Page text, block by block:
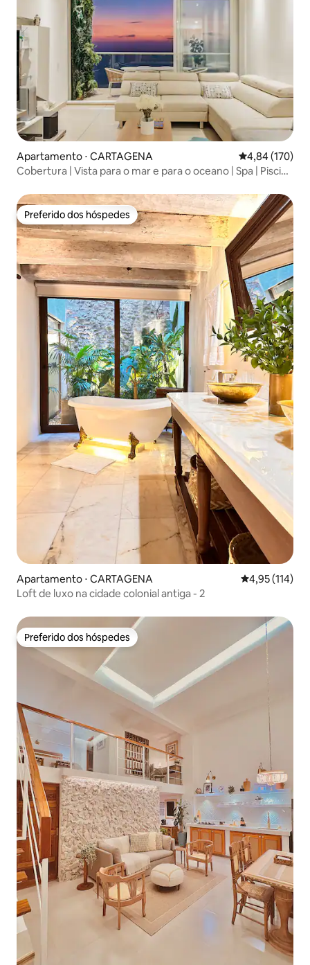
Apartamento ⋅ CARTAGENA 4,84 de uma
4,84 (170)
Cobertura | Vista para o mar e para o oceano | Spa | Piscina
Preferido dos hóspedes
Preferido dos hóspedes
Apartamento ⋅ CARTAGENA 4,95 de uma
4,95 (114)
Loft de luxo na cidade colonial antiga - 2
Preferido dos hóspedes
Preferido dos hóspedes